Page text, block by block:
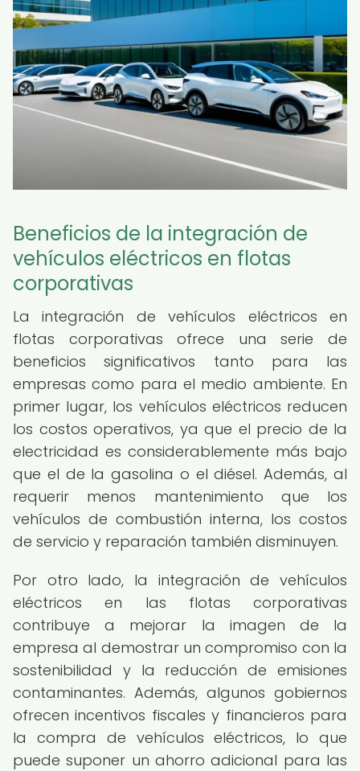
Beneficios de la integración de
vehículos eléctricos en flotas
corporativas
La integración de vehículos eléctricos en
flotas corporativas ofrece una serie de
beneficios significativos tanto para las
empresas como para el medio ambiente. En
primer lugar, los vehículos eléctricos reducen
los costos operativos, ya que el precio de la
electricidad es considerablemente más bajo
que el de la gasolina o el diésel. Además, al
requerir menos mantenimiento que los
vehículos de combustión interna, los costos
de servicio y reparación también disminuyen.
Por otro lado, la integración de vehículos
eléctricos en las flotas corporativas
contribuye a mejorar la imagen de la
empresa al demostrar un compromiso con la
sostenibilidad y la reducción de emisiones
contaminantes. Además, algunos gobiernos
ofrecen incentivos fiscales y financieros para
la compra de vehículos eléctricos, lo que
puede suponer un ahorro adicional para las